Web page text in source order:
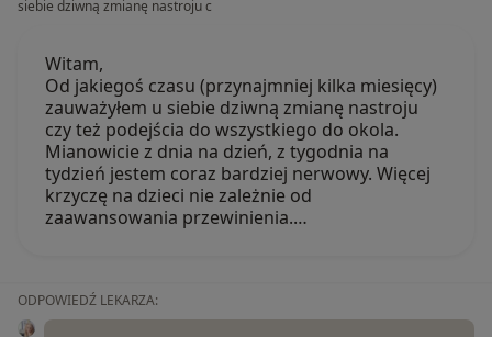
siebie dziwną zmianę nastroju c
Witam,
Od jakiegoś czasu (przynajmniej kilka miesięcy)
zauważyłem u siebie dziwną zmianę nastroju
czy też podejścia do wszystkiego do okola.
Mianowicie z dnia na dzień, z tygodnia na
tydzień jestem coraz bardziej nerwowy. Więcej
krzyczę na dzieci nie zależnie od
zaawansowania przewinienia.…
ODPOWIEDŹ LEKARZA: